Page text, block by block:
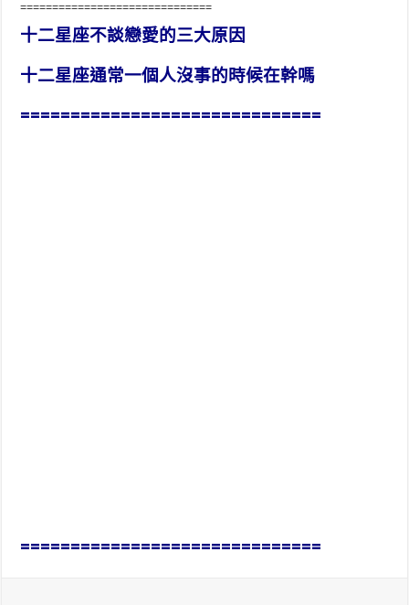
==============================
十二星座不談戀愛的三大原因
十二星座通常一個人沒事的時候在幹嗎
==============================
==============================